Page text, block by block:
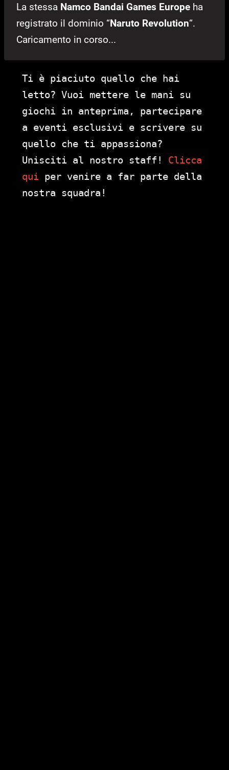
La stessa Namco Bandai Games Europe ha
registrato il dominio “Naruto Revolution“.
Caricamento in corso...
Ti è piaciuto quello che hai
letto? Vuoi mettere le mani su
giochi in anteprima, partecipare
a eventi esclusivi e scrivere su
quello che ti appassiona?
Unisciti al nostro staff! Clicca
qui per venire a far parte della
nostra squadra!